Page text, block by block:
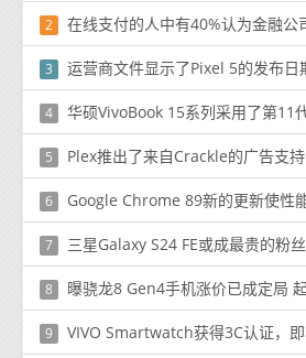
2 在线支付的人中有40%认为金融公司提供的官方移
3 运营商文件显示了Pixel 5的发布日
4 华硕VivoBook 15系列采用了第11
5 Plex推出了来自Crackle的广告支
6 Google Chrome 89新的更新使性
7 三星Galaxy S24 FE或成最贵的粉
8 曝骁龙8 Gen4手机涨价已成定局
9 VIVO Smartwatch获得3C认证，